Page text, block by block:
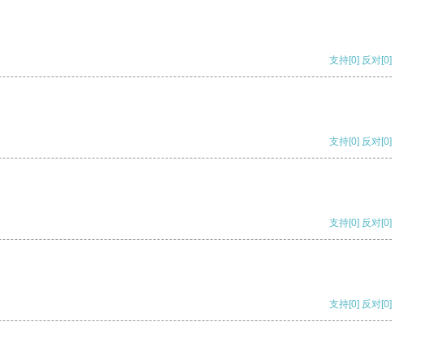
支持[0] 反对[0]
支持[0] 反对[0]
支持[0] 反对[0]
支持[0] 反对[0]